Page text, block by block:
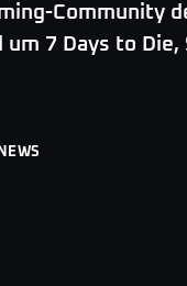
Community
7 Days to